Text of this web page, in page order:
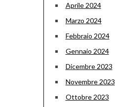
Aprile 2024
Marzo 2024
Febbraio 2024
Gennaio 2024
Dicembre 2023
Novembre 2023
Ottobre 2023